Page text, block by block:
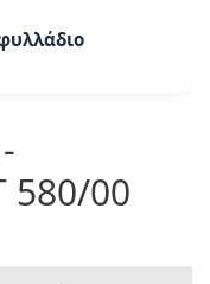
580/00